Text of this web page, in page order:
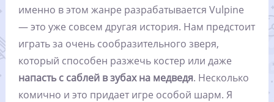
именно в этом жанре разрабатывается Vulpine
— это уже совсем другая история. Нам предстоит
играть за очень сообразительного зверя,
который способен разжечь костер или даже
напасть с саблей в зубах на медведя. Несколько
комично и это придает игре особой шарм. Я